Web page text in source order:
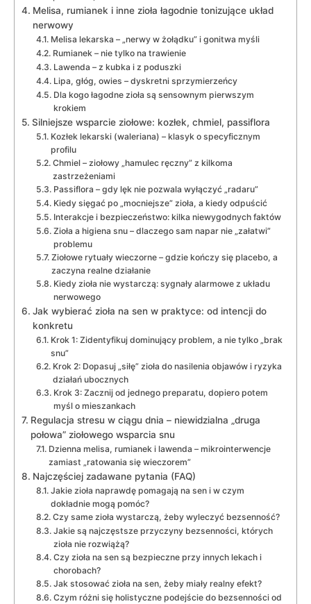
Melisa, rumianek i inne zioła łagodnie tonizujące układ
nerwowy
Melisa lekarska – „nerwy w żołądku” i gonitwa myśli
Rumianek – nie tylko na trawienie
Lawenda – z kubka i z poduszki
Lipa, głóg, owies – dyskretni sprzymierzeńcy
Dla kogo łagodne zioła są sensownym pierwszym
krokiem
Silniejsze wsparcie ziołowe: kozłek, chmiel, passiflora
Kozłek lekarski (waleriana) – klasyk o specyficznym
profilu
Chmiel – ziołowy „hamulec ręczny” z kilkoma
zastrzeżeniami
Passiflora – gdy lęk nie pozwala wyłączyć „radaru”
Kiedy sięgać po „mocniejsze” zioła, a kiedy odpuścić
Interakcje i bezpieczeństwo: kilka niewygodnych faktów
Zioła a higiena snu – dlaczego sam napar nie „załatwi”
problemu
Ziołowe rytuały wieczorne – gdzie kończy się placebo, a
zaczyna realne działanie
Kiedy zioła nie wystarczą: sygnały alarmowe z układu
nerwowego
Jak wybierać zioła na sen w praktyce: od intencji do
konkretu
Krok 1: Zidentyfikuj dominujący problem, a nie tylko „brak
snu”
Krok 2: Dopasuj „siłę” zioła do nasilenia objawów i ryzyka
działań ubocznych
Krok 3: Zacznij od jednego preparatu, dopiero potem
myśl o mieszankach
Regulacja stresu w ciągu dnia – niewidzialna „druga
połowa” ziołowego wsparcia snu
Dzienna melisa, rumianek i lawenda – mikrointerwencje
zamiast „ratowania się wieczorem”
Najczęściej zadawane pytania (FAQ)
Jakie zioła naprawdę pomagają na sen i w czym
dokładnie mogą pomóc?
Czy same zioła wystarczą, żeby wyleczyć bezsenność?
Jakie są najczęstsze przyczyny bezsenności, których
zioła nie rozwiążą?
Czy zioła na sen są bezpieczne przy innych lekach i
chorobach?
Jak stosować zioła na sen, żeby miały realny efekt?
Czym różni się holistyczne podejście do bezsenności od